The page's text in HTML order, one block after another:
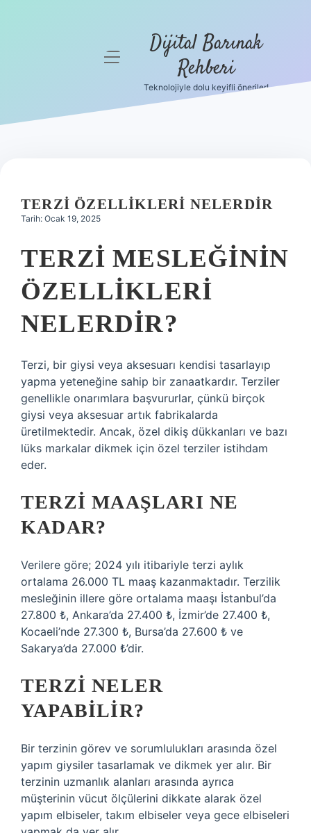
Hakkımızda
menüyü
Dijital Barınak
Rehberi
Teknolojiyle dolu keyifli öneriler!
TERZI ÖZELLIKLERI NELERDIR
Tarih: Ocak 19, 2025
TERZI MESLEĞININ
ÖZELLIKLERI
NELERDIR?
Terzi, bir giysi veya aksesuarı kendisi tasarlayıp
yapma yeteneğine sahip bir zanaatkardır. Terziler
genellikle onarımlara başvururlar, çünkü birçok
giysi veya aksesuar artık fabrikalarda
üretilmektedir. Ancak, özel dikiş dükkanları ve bazı
lüks markalar dikmek için özel terziler istihdam
eder.
TERZI MAAŞLARI NE
KADAR?
Verilere göre; 2024 yılı itibariyle terzi aylık
ortalama 26.000 TL maaş kazanmaktadır. Terzilik
mesleğinin illere göre ortalama maaşı İstanbul’da
27.800 ₺, Ankara’da 27.400 ₺, İzmir’de 27.400 ₺,
Kocaeli’nde 27.300 ₺, Bursa’da 27.600 ₺ ve
Sakarya’da 27.000 ₺’dir.
TERZI NELER
YAPABILIR?
Bir terzinin görev ve sorumlulukları arasında özel
yapım giysiler tasarlamak ve dikmek yer alır. Bir
terzinin uzmanlık alanları arasında ayrıca
müşterinin vücut ölçülerini dikkate alarak özel
yapım elbiseler, takım elbiseler veya gece elbiseleri